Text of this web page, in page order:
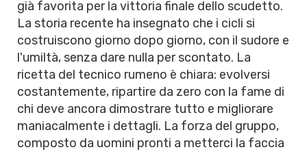
già favorita per la vittoria finale dello scudetto.
La storia recente ha insegnato che i cicli si
costruiscono giorno dopo giorno, con il sudore e
l'umiltà, senza dare nulla per scontato. La
ricetta del tecnico rumeno è chiara: evolversi
costantemente, ripartire da zero con la fame di
chi deve ancora dimostrare tutto e migliorare
maniacalmente i dettagli. La forza del gruppo,
composto da uomini pronti a metterci la faccia